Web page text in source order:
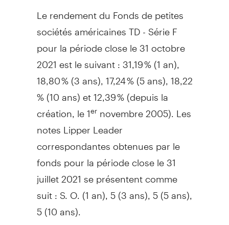
Le rendement du Fonds de petites
sociétés américaines TD - Série F
pour la période close le 31 octobre
2021 est le suivant : 31,19 % (1 an),
18,80 % (3 ans), 17,24 % (5 ans), 18,22
% (10 ans) et 12,39 % (depuis la
création, le 1ernovembre 2005). Les
notes Lipper Leader
correspondantes obtenues par le
fonds pour la période close le 31
juillet 2021 se présentent comme
suit : S. O. (1 an), 5 (3 ans), 5 (5 ans),
5 (10 ans).